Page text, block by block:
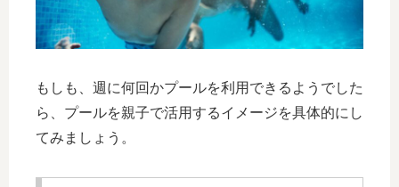
もしも、週に何回かプールを利用できるようでした
ら、プールを親子で活用するイメージを具体的にし
てみましょう。